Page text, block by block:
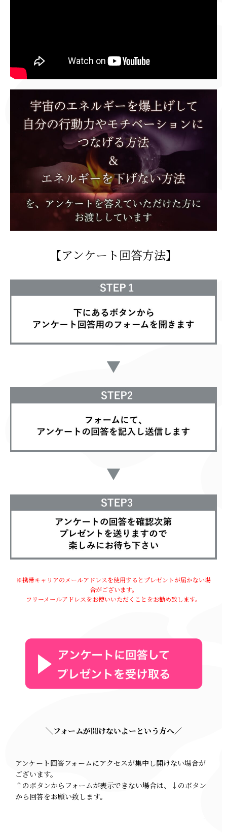
【アンケート回答方法】
▼
▼
※携帯キャリアのメールアドレスを使用するとプレゼントが届かない場
合がございます。
フリーメールアドレスをお使いいただくことをお勧め致します。
＼フォームが開けないよーという方へ／
アンケート回答フォームにアクセスが集中し開けない場合が
ございます。
↑のボタンからフォームが表示できない場合は、↓のボタン
から回答をお願い致します。